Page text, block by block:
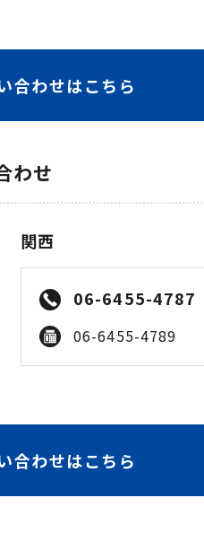
合わせはこちら
わせ
関西
06-6455-4787
06-6455-4789
合わせはこちら